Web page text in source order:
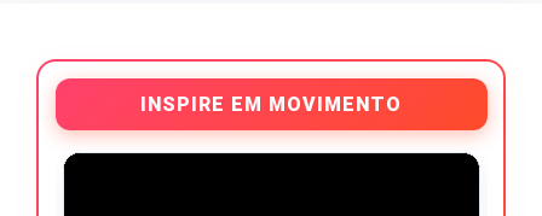
INSPIRE EM MOVIMENTO